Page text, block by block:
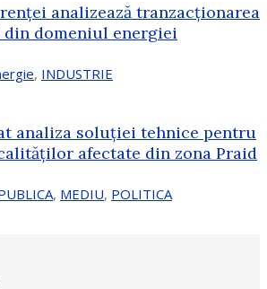
analizează tranzacționarea
domeniul energiei
, INDUSTRIE
analiza soluției tehnice pentru
afectate din zona Praid
, MEDIU, POLITICA